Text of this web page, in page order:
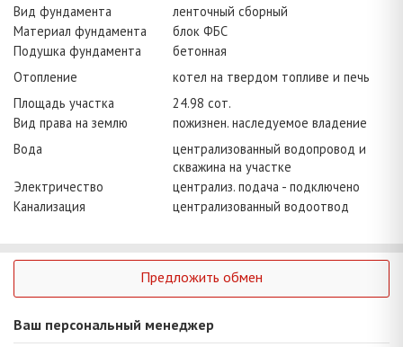
Вид фундамента
ленточный сборный
Материал фундамента
блок ФБС
Подушка фундамента
бетонная
Отопление
котел на твердом топливе и печь
Площадь участка
24.98 сот.
Вид права на землю
пожизнен. наследуемое владение
Вода
централизованный водопровод и
скважина на участке
Электричество
централиз. подача - подключено
Канализация
централизованный водоотвод
Предложить обмен
Ваш персональный менеджер